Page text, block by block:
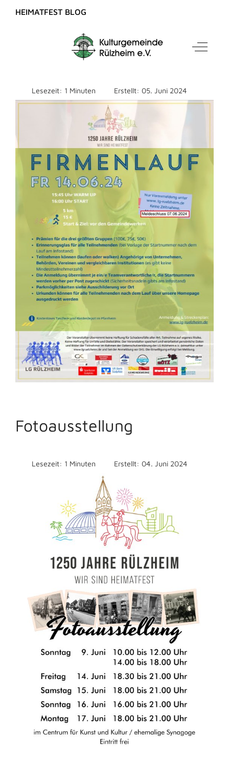
Mobile Menu Toggle Off-
HEIMATFEST BLOG
Firmenlauf zum
Heimatfest
Lesezeit: 1 Minuten Erstellt: 05. Juni 2024
Fotoausstellung
Lesezeit: 1 Minuten Erstellt: 04. Juni 2024